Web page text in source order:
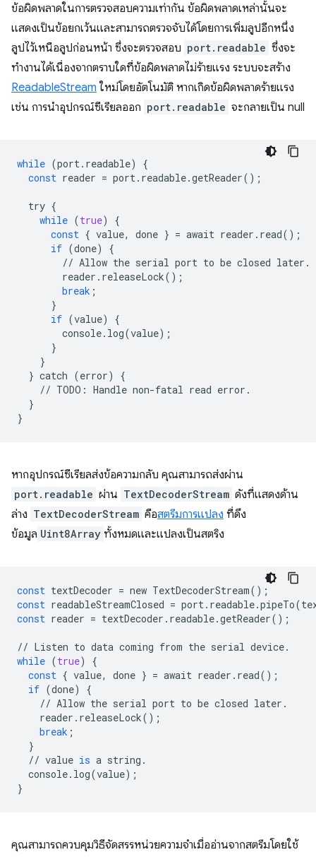
ข้อผิดพลาดในการตรวจสอบความเท่ากัน ข้อผิดพลาดเหล่านั้นจะ
แสดงเป็นข้อยกเว้นและสามารถตรวจจับได้โดยการเพิ่มลูปอีกหนึ่ง
ลูปไว้เหนือลูปก่อนหน้า ซึ่งจะตรวจสอบ port.readable ซึ่งจะ
ทำงานได้เนื่องจากตราบใดที่ข้อผิดพลาดไม่ร้ายแรง ระบบจะสร้าง
ReadableStream ใหม่โดยอัตโนมัติ หากเกิดข้อผิดพลาดร้ายแรง
เช่น การนำอุปกรณ์ซีเรียลออก port.readable จะกลายเป็น null
while (port. readable)
{
const reader = port. readable.getReader();
try {
while (true)
{
const { value, done } = await reader . read();
if (done)
{
// Allow the serial port to be closed later .
reader . releaseLock();
break ;
}
if (value)
{
console. log(value);
}
}
} catch (error)
{
// TODO : Handle non-fatal read error .
}
}
หากอุปกรณ์ซีเรียลส่งข้อความกลับ คุณสามารถส่งผ่าน
port.readable ผ่าน TextDecoderStream ดังที่แสดงด้าน
ล่าง TextDecoderStream คือสตรีมการแปลง ที่ดึง
ข้อมูล Uint8Array ทั้งหมดและแปลงเป็นสตริง
const textDecoder = new TextDecoderStream();
const readableStreamClosed = port. readable.pipeTo(
const reader = textDecoder . readable.getReader();
// Listen to data coming from the serial device.
while (true)
{
const { value, done } = await reader . read();
if (done)
{
// Allow the serial port to be closed later .
reader . releaseLock();
break ;
}
// value is a string .
console. log(value);
}
คุณสามารถควบคุมวิธีจัดสรรหน่วยความจำเมื่ออ่านจากสตรีมโดยใช้